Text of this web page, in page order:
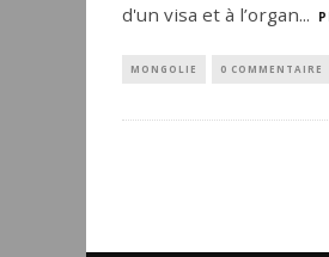
d'un visa et à l’organ...
MONGOLIE 0 COMMENTAIRE